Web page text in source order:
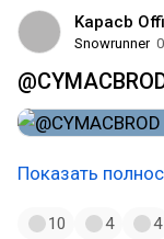
Kapacb
Snowrunner
Показать
10 4 4